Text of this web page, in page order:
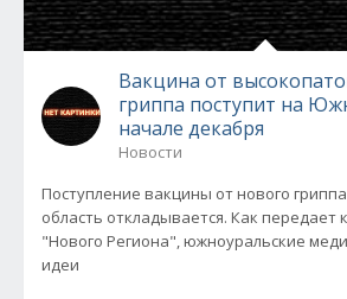
Вакцина от
гриппа поступит на
начале декабря
Новости
Поступление вакцины от нового
область откладывается. Как передает
"Нового Региона", южноуральские
идеи